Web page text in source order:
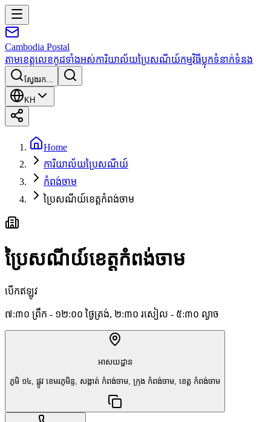
Cambodia Postal
តាមខេត្តលេខកូដទាំងអស់ការិយាល័យប្រៃសណីយ៍កម្មវិធីប្លុកទំនាក់ទំនង
ស្វែងរក...
KH
Home
ការិយាល័យប្រៃសណីយ៍
កំពង់ចាម
ប្រៃសណីយ៍ខេត្តកំពង់ចាម
ប្រៃសណីយ៍ខេត្តកំពង់ចាម
បើកឥឡូវ
៧:៣០ ព្រឹក - ១២:០០ ថ្ងៃត្រង់, ២:៣០ រសៀល - ៥:៣០ ល្ងាច
អាសយដ្ឋាន
ភូមិ ១៤, ផ្លូវ ខេមរភូមិន្ទ, សង្កាត់ កំពង់ចាម, ក្រុង កំពង់ចាម, ខេត្ត កំពង់ចាម